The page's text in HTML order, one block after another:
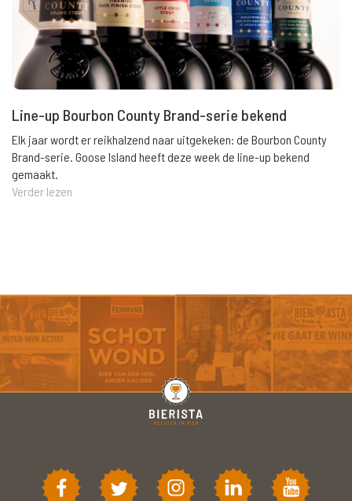
Line-up Bourbon County Brand-serie bekend
Elk jaar wordt er reikhalzend naar uitgekeken: de Bourbon County
Brand-serie. Goose Island heeft deze week de line-up bekend
gemaakt.
Verder lezen